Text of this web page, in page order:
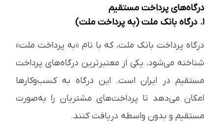
درگاه‌های پرداخت مستقیم
۱. درگاه بانک ملت (به پرداخت ملت)
درگاه پرداخت بانک ملت، که با نام «به پرداخت ملت»
شناخته می‌شود، یکی از معتبرترین درگاه‌های پرداخت
مستقیم در ایران است. این درگاه به کسب‌وکارها
امکان می‌دهد تا پرداخت‌های مشتریان را به‌صورت
مستقیم و بدون واسطه دریافت کنند.